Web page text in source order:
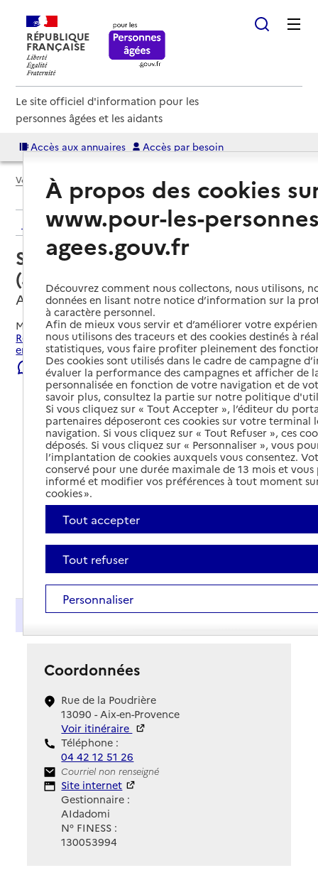
RÉPUBLIQUE
FRANÇAISE
Le site officiel d'information pour les
personnes âgées et les aidants
Accès aux annuaires Accès par besoin
Voir le fil d’Ariane
Retour aux résultats de l'annuaire
Service autonomie à domicile
(aide) – Aidadomi
Aix-en-Provence, BOUCHES-DU-RHONE
Mis à jour le23/07/2026
Rechercher les établissements et services autour de Aix-
en-Provence.
Signaler une erreur
Présentation
Coordonnées
Rue de la Poudrière
13090 - Aix-en-Provence
Voir itinéraire
Téléphone :
04 42 12 51 26
Contact
Courriel non renseigné
Site Internet
Site internet
Gestionnaire :
AIdadomi
N° FINESS :
130053994
À propos des cookies
www.pour-les-
agees.gouv.fr
Découvrez comment nous collectons, nous utilisons,
données en lisant notre notice d’information sur la
à caractère personnel.
Afin de mieux vous servir et d’améliorer votre
nous utilisons des traceurs et des cookies destinés à
statistiques, vous faire profiter pleinement des
Des cookies sont utilisés dans le cadre de campagne
évaluer la performance des campagnes et afficher de
personnalisée en fonction de votre navigation et de
savoir plus, consultez la partie sur notre politique
Si vous cliquez sur « Tout Accepter », l’éditeur du
partenaires déposeront ces cookies sur votre terminal
navigation. Si vous cliquez sur « Tout Refuser », ces
déposés. Si vous cliquez sur « Personnaliser », vous
l’implantation de cookies auxquels vous consentez.
conservé pour une durée maximale de 13 mois et
informé et modifier vos préférences à tout moment
cookies ».
Tout accepter
Tout refuser
Personnaliser